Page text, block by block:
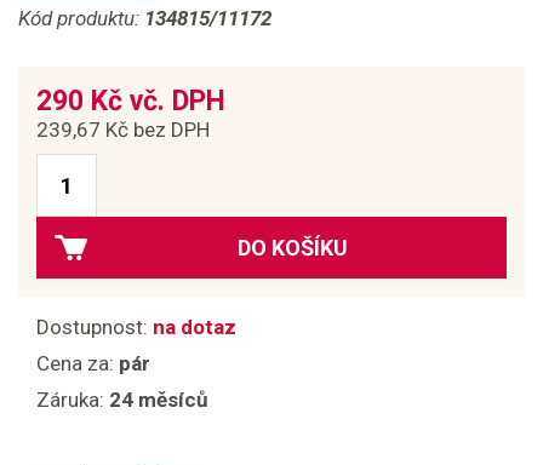
Kód produktu: 134815/11172
290 Kč vč. DPH
239,67 Kč bez DPH
DO KOŠÍKU
Dostupnost: na dotaz
Cena za: pár
Záruka: 24 měsíců